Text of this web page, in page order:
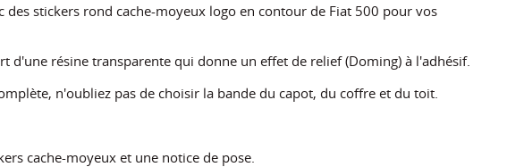
des stickers rond cache-moyeux logo en contour de Fiat 500 pour vos
d'une résine transparente qui donne un effet de relief (Doming) à l'adhésif.
n'oubliez pas de choisir la bande du capot, du coffre et du toit.
cache-moyeux et une notice de pose.